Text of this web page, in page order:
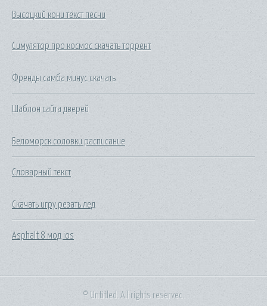
Высоцкий кони текст песни
Симулятор про космос скачать торрент
Френды самба минус скачать
Шаблон сайта дверей
Беломорск соловки расписание
Словарный текст
Скачать игру резать лед
Asphalt 8 мод ios
© Untitled. All rights reserved.